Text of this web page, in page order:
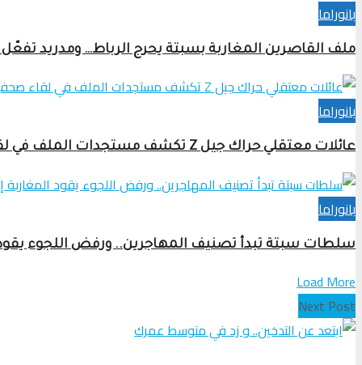
بانوراما
ملف القاصرين المغاربة بسبتة يحرج الرباط… ومدريد
بانوراما
عائلات معتقلي حراك جيل Z تكشف مستجدات الملف في لقاء صحفي بالرباط
بانوراما
سلطات سبتة تبدأ تصنيف المهاجرين.. ورفض اللجوء يقود
Load More
Next Post